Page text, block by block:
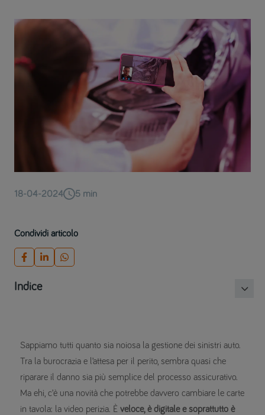
18-04-2024 5 min
Condividi articolo
Indice
Sappiamo tutti quanto sia noiosa la gestione dei sinistri auto.
Tra la burocrazia e l’attesa per il perito, sembra quasi che
riparare il danno sia più semplice del processo assicurativo.
Ma ehi, c’è una novità che potrebbe davvero cambiare le carte
in tavola: la video perizia. È veloce, è digitale e soprattutto è